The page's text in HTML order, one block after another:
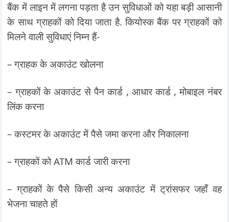
बैंक में लाइन में लगना पड़ता है उन सुविधाओं को यहा बड़ी आसानी
के साथ ग्राहकों को दिया जाता है. कियोस्क बैंक पर ग्राहकों को
मिलने वाली सुविधाएं निम्न हैं-
– ग्राहक के अकाउंट खोलना
– ग्राहकों के अकाउंट से पैन कार्ड , आधार कार्ड , मोबाइल नंबर
लिंक करना
– कस्टमर के अकाउंट में पैसे जमा करना और निकालना
– ग्राहकों को ATM कार्ड जारी करना
– ग्राहकों के पैसे किसी अन्य अकाउंट में ट्रांसफर जहाँ वह
भेजना चाहते हों